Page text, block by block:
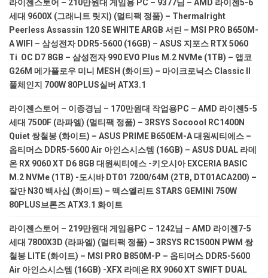
라이젠스토어 – 210만원대 게임용 PC – 9377님 – AMD 라이젠5-6
세대 9600X (그래니트 릿지) (멀티팩 정품) – Thermalright
Peerless Assassin 120 SE WHITE ARGB 서린 – MSI PRO B650M-
A WIFI – 삼성전자 DDR5-5600 (16GB) – ASUS 지포스 RTX 5060
Ti OC D7 8GB – 삼성전자 990 EVO Plus M.2 NVMe (1TB) – 앱코
G26M 메가플로우 미니 MESH (화이트) – 마이크로닉스 Classic II
풀체인지 700W 80PLUS실버 ATX3.1
라이젠스토어 – 이종경님 – 170만원대 작업용PC – AMD 라이젠5-5
세대 7500F (라파엘) (멀티팩 정품) – 3RSYS Socoool RC1400N
Quiet 쌍철봉 (화이트) – ASUS PRIME B650EM-A 대원씨티에스 –
옵티머스 DDR5-5600 Air 아인스시스템 (16GB) – ASUS DUAL 라데
온 RX 9060 XT D6 8GB 대원씨티에스 -키오시아 EXCERIA BASIC
M.2 NVMe (1TB) -도시바 DT01 7200/64M (2TB, DT01ACA200) –
잘만 N30 백사십 (화이트) – 맥스엘리트 STARS GEMINI 750W
80PLUS브론즈 ATX3.1 화이트
라이젠스토어 – 219만원대 게임용PC – 1242님 – AMD 라이젠7-5
세대 7800X3D (라파엘) (멀티팩 정품) – 3RSYS RC1500N PWM 쌍
철봉 LITE (화이트) – MSI PRO B850M-P – 옵티머스 DDR5-5600
Air 아인스시스템 (16GB) -XFX 라데온 RX 9060 XT SWIFT DUAL